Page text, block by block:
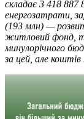
складає 3 418 887
енергозатрати,
(193 млн) —
житловий фонд,
минулорічного
за цей, але